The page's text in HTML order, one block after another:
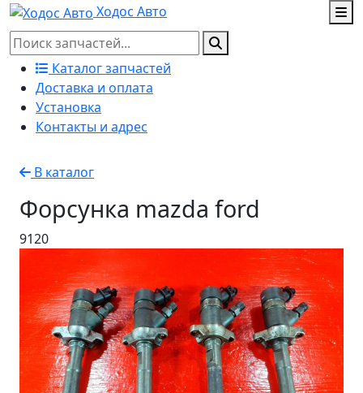
Ходос Авто
Каталог запчастей
Доставка и оплата
Установка
Контакты и адрес
В каталог
Форсунка mazda ford
9120